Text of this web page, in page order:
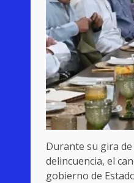
Durante su gira
delincuencia, el
gobierno de